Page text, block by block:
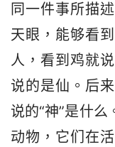
同一件事所描
天眼，能够看
人，看到鸡就
说的是仙。后
说的“神”是什
动物，它们在